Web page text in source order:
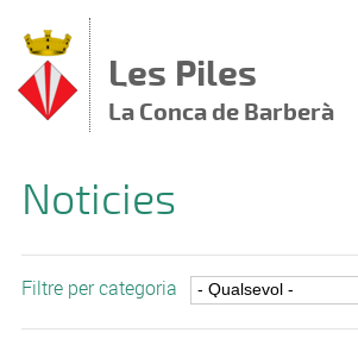
Les Piles
La Conca de Barberà
Noticies
Filtre per categoria